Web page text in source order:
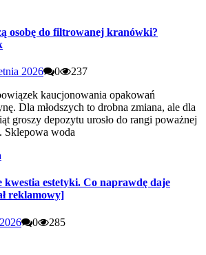
osobę do filtrowanej kranówki?
2026 0
237
kaucjonowania opakowań
Dla młodszych to drobna zmiana, ale dla
groszy depozytu urosło do rangi poważnej
Sklepowa woda
kwestia estetyki. Co naprawdę daje
reklamowy]
0 285